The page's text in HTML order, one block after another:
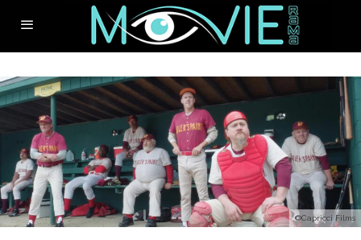
©Capricci Films